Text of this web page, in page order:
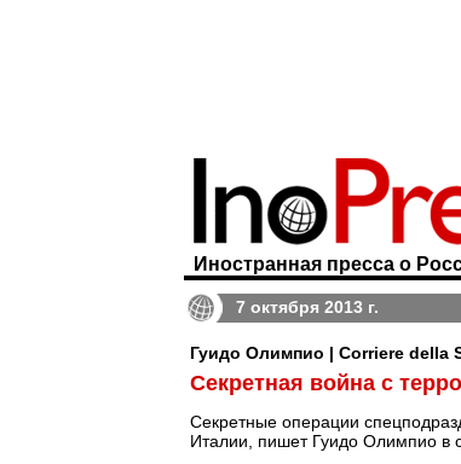
Иностранная пресса о
7 октября 2013 г.
Гуидо Олимпио | Corriere della
Секретная война с
Секретные операции
Италии, пишет Гуидо Олимпио в